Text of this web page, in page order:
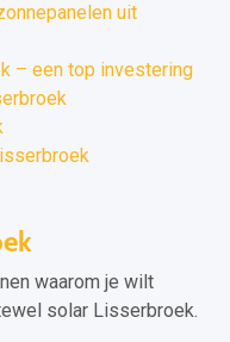
uit
– een top investering
waarom je wilt
solar Lisserbroek.